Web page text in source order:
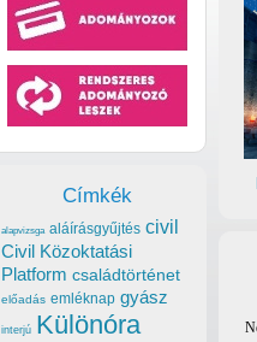
Címkék
alapvizsga aláírásgyűjtés civil
Civil Közoktatási
Platform családtörténet
előadás emléknap gyász
interjú Különóra